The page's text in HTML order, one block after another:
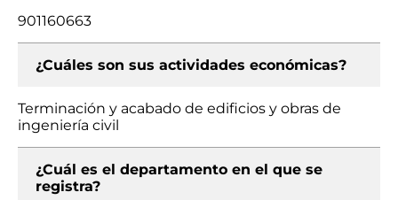
901160663
¿Cuáles son sus actividades económicas?
Terminación y acabado de edificios y obras de
ingeniería civil
¿Cuál es el departamento en el que se
registra?